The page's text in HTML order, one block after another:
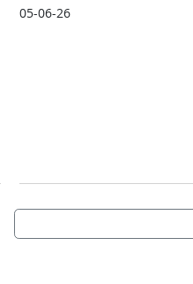
05-06-26